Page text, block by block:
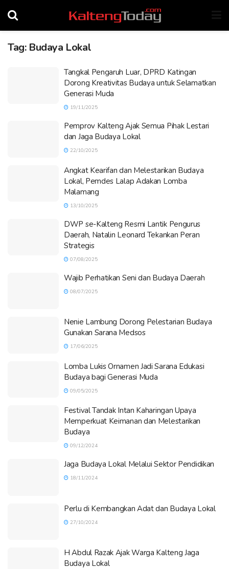
Tag: Budaya Lokal
Tangkal Pengaruh Luar, DPRD Katingan
Dorong Kreativitas Budaya untuk Selamatkan
Generasi Muda
19/11/2025
Pemprov Kalteng Ajak Semua Pihak Lestari
dan Jaga Budaya Lokal
22/10/2025
Angkat Kearifan dan Melestarikan Budaya
Lokal, Pemdes Lalap Adakan Lomba
Malamang
13/10/2025
DWP se-Kalteng Resmi Lantik Pengurus
Daerah, Natalin Leonard Tekankan Peran
Strategis
07/08/2025
Wajib Perhatikan Seni dan Budaya Daerah
08/07/2025
Nenie Lambung Dorong Pelestarian Budaya
Gunakan Sarana Medsos
17/06/2025
Lomba Lukis Ornamen Jadi Sarana Edukasi
Budaya bagi Generasi Muda
09/05/2025
Festival Tandak Intan Kaharingan Upaya
Memperkuat Keimanan dan Melestarikan
Budaya
09/12/2024
Jaga Budaya Lokal Melalui Sektor Pendidikan
18/11/2024
Perlu di Kembangkan Adat dan Budaya Lokal
27/10/2024
H Abdul Razak Ajak Warga Kalteng Jaga
Budaya Lokal